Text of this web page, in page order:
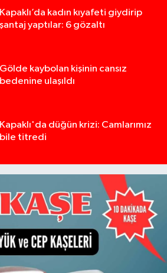
Kapaklı’da kadın kıyafeti giydirip
şantaj yaptılar: 6 gözaltı
Gölde kaybolan kişinin cansız
bedenine ulaşıldı
Kapaklı'da düğün krizi: Camlarımız
bile titredi